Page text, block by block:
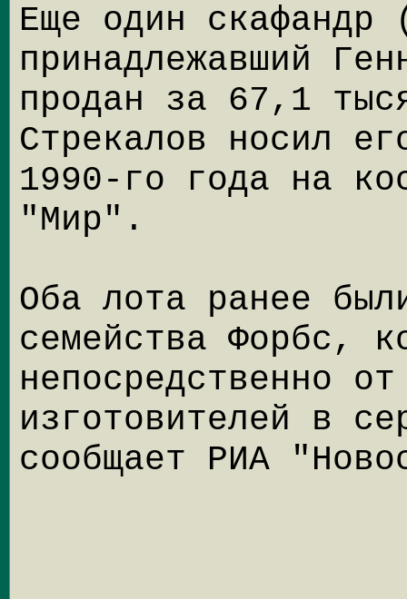
Еще один
принадлежавший
продан за 67,1
Стрекалов носил
1990-го года на
"Мир".
Оба лота ранее
семейства Форбс,
непосредственно
изготовителей в
сообщает РИА